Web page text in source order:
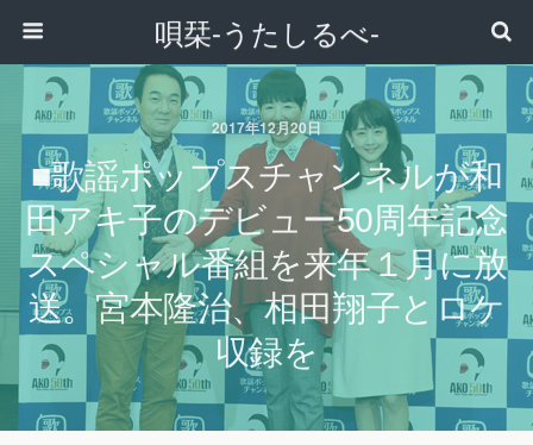
唄栞-うたしるべ-
2017年12月20日
■歌謡ポップスチャンネルが和
田アキ子のデビュー50周年記念
スペシャル番組を来年１月に放
送。宮本隆治、相田翔子とロケ
収録を